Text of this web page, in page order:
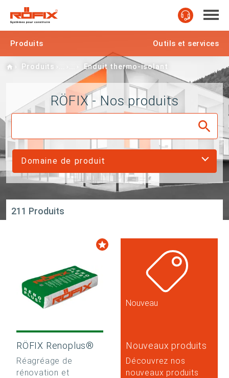
Produits Outils et services
Home
Produits Enduit thermo-isolant
RÖFIX - Nos produits
Domaine de produit
211 Produits
RÖFIX Renoplus®
Réagréage de
rénovation et
Nouveau
Nouveaux produits
Découvrez nos
nouveaux produits